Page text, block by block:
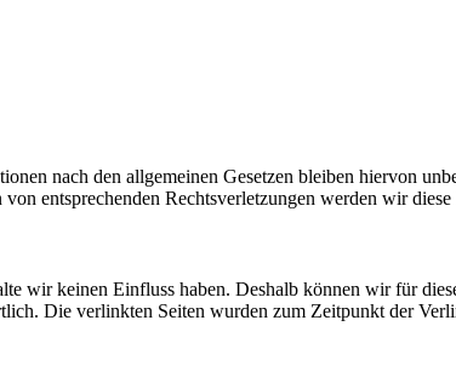
nach den allgemeinen Gesetzen bleiben hiervon
entsprechenden Rechtsverletzungen werden wir
wir keinen Einfluss haben. Deshalb können wir für
Die verlinkten Seiten wurden zum Zeitpunkt der